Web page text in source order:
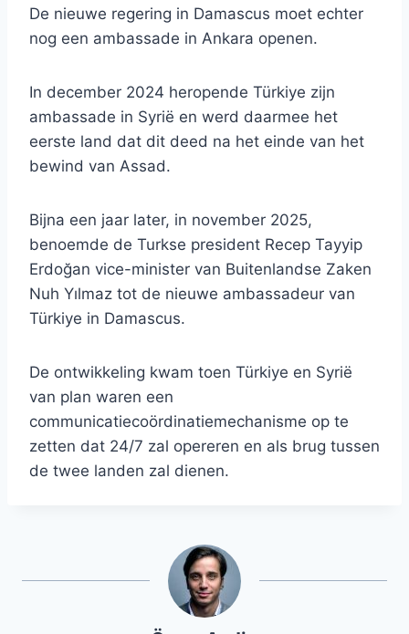
De nieuwe regering in Damascus moet echter
nog een ambassade in Ankara openen.
In december 2024 heropende Türkiye zijn
ambassade in Syrië en werd daarmee het
eerste land dat dit deed na het einde van het
bewind van Assad.
Bijna een jaar later, in november 2025,
benoemde de Turkse president Recep Tayyip
Erdoğan vice-minister van Buitenlandse Zaken
Nuh Yılmaz tot de nieuwe ambassadeur van
Türkiye in Damascus.
De ontwikkeling kwam toen Türkiye en Syrië
van plan waren een
communicatiecoördinatiemechanisme op te
zetten dat 24/7 zal opereren en als brug tussen
de twee landen zal dienen.